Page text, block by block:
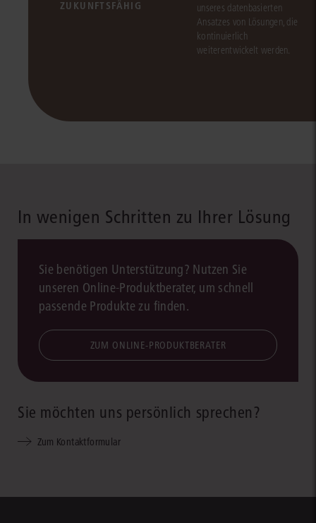
ZUKUNFTSFÄHIG
unseres datenbasierten
Ansatzes von Lösungen, die
kontinuierlich
weiterentwickelt werden.
In wenigen Schritten zu Ihrer Lösung
Sie benötigen Unterstützung? Nutzen Sie
unseren Online-Produktberater, um schnell
passende Produkte zu finden.
ZUM ONLINE-PRODUKTBERATER
Sie möchten uns persönlich sprechen?
Zum Kontaktformular